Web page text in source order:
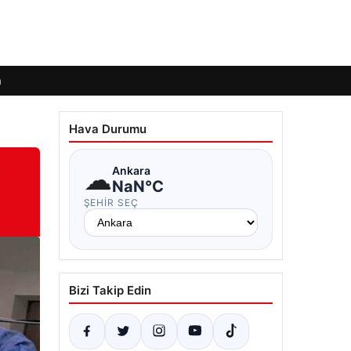
Hava Durumu
☁Ankara
NaN°C
ŞEHIR SEÇ
Bizi Takip Edin